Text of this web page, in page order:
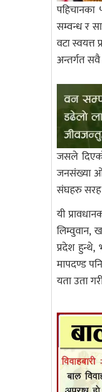
पहिचानका
सम्वन्ध र
वटा स्वयत्त
अन्तर्गत सवै
जसले
जनसंख्या
संघहरु सरह
यी
लिम्वुवान,
प्रदेश हुन्थे,
मापदण्ड
यता उता